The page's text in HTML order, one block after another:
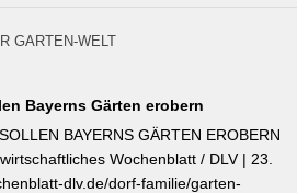
GARTEN-WELT
Bayerns Gärten erobern
BAYERNS GÄRTEN EROBERN
Wochenblatt / DLV | 23.
dlv.de/dorf-familie/garten-